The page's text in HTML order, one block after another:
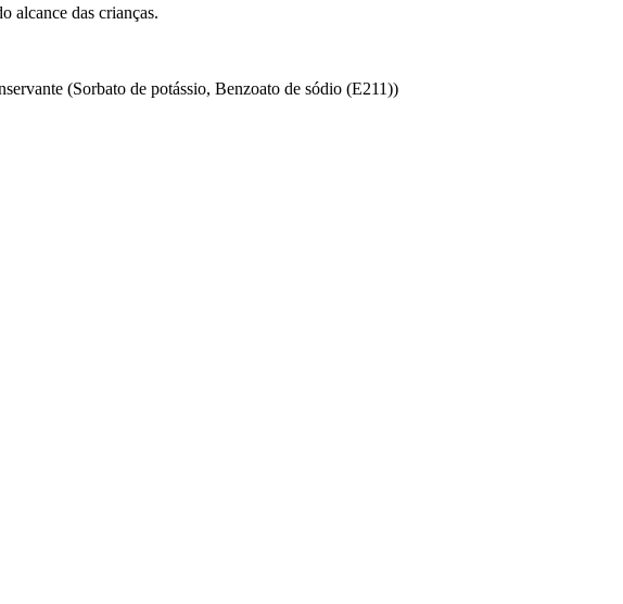
alcance das crianças.
(Sorbato de potássio, Benzoato de sódio (E211))